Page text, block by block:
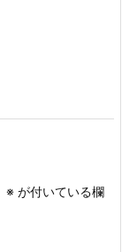
※ が付いている欄